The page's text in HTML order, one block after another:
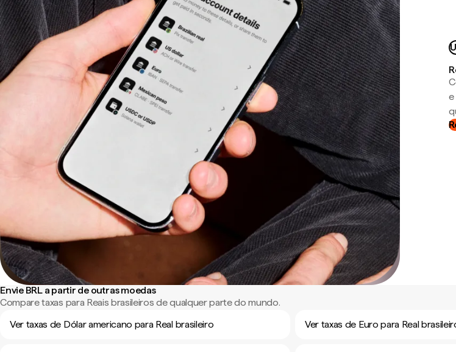
e
Envie BRL a partir de outras moedas
Compare taxas para Reais brasileiros de qualquer parte do mundo.
Ver taxas de Dólar americano para Real brasileiro
Ver taxas de Euro para Real